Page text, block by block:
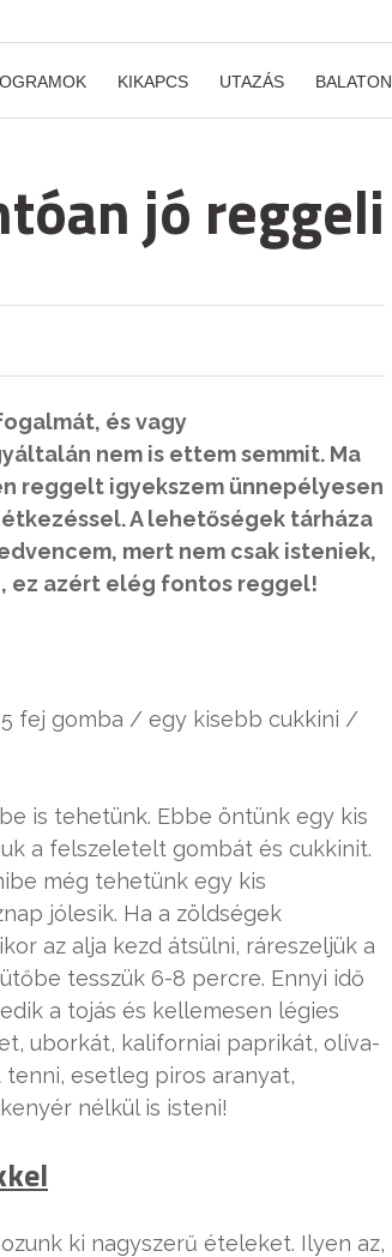
KIKAPCS UTAZÁS BALATON
jó reggeli
és vagy
nem is ettem semmit. Ma
reggelt igyekszem ünnepélyesen
A lehetőségek tárháza
mert nem csak isteniek,
ez azért elég fontos reggel!
fej gomba / egy kisebb cukkini /
is tehetünk. Ebbe öntünk egy kis
a felszeletelt gombát és cukkinit.
még tehetünk egy kis
jólesik. Ha a zöldségek
az alja kezd átsülni, ráreszeljük a
tesszük 6-8 percre. Ennyi idő
a tojás és kellemesen légies
uborkát, kaliforniai paprikát, olíva-
esetleg piros aranyat,
nélkül is isteni!
ki nagyszerű ételeket. Ilyen az,